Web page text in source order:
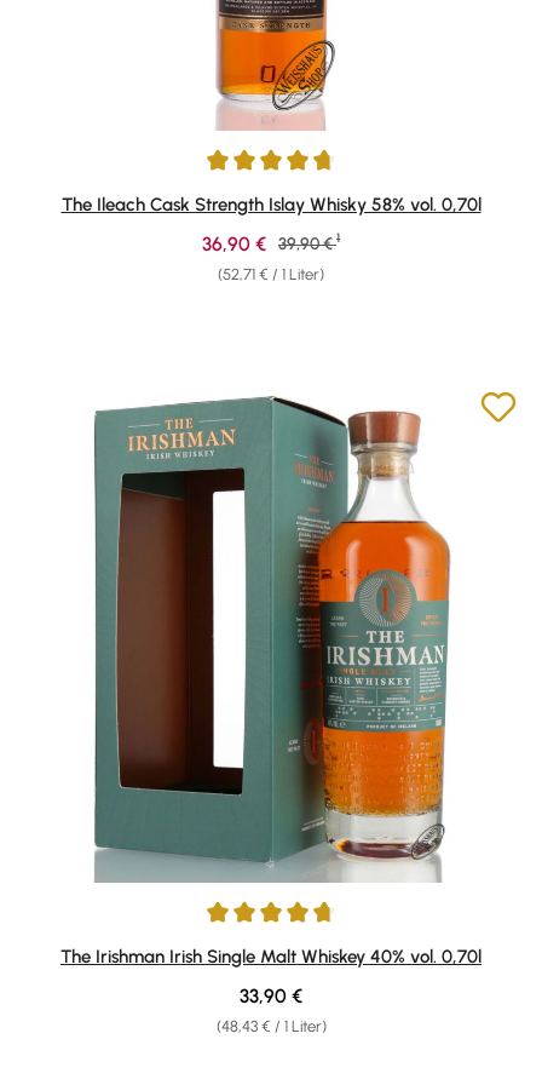
Durchschnittliche Bewertung von 4.69 von 5 Sternen
The Ileach Cask Strength Islay Whisky 58% vol. 0,70l
(52,71 € / 1 Liter)
Verkaufspreis:
36,90 € Regulärer Preis:
39,90 € 1
Durchschnittliche Bewertung von 4.69 von 5 Sternen
The Irishman Irish Single Malt Whiskey 40% vol. 0,70l
(48,43 € / 1 Liter)
Regulärer Preis:
33,90 €